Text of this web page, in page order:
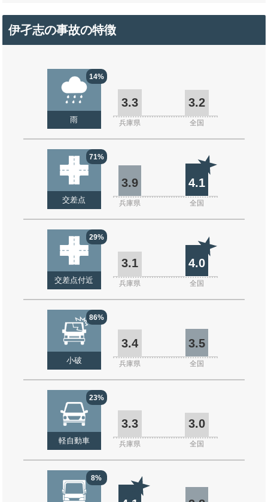
伊孑志の事故の特徴
14%
雨
3.3 3.2
兵庫県 全国
71%
交差点
3.9 4.1
兵庫県 全国
29%
交差点付近
3.1 4.0
兵庫県 全国
86%
小破
3.4 3.5
兵庫県 全国
23%
軽自動車
3.3 3.0
兵庫県 全国
8%